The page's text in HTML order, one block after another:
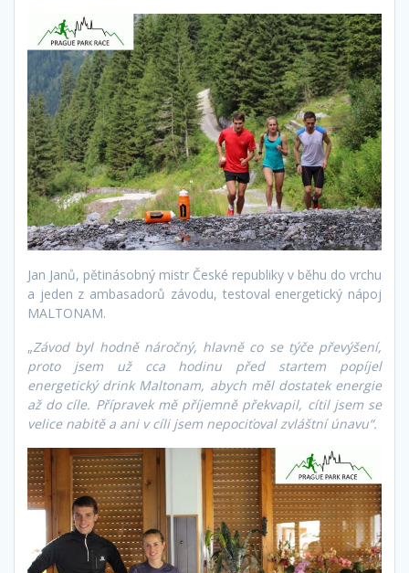
Jan Janů, pětinásobný mistr České republiky v běhu do vrchu
a jeden z ambasadorů závodu, testoval energetický nápoj
MALTONAM.
„Závod byl hodně náročný, hlavně co se týče převýšení,
proto jsem už cca hodinu před startem popíjel
energetický drink Maltonam, abych měl dostatek energie
až do cíle. Přípravek mě příjemně překvapil, cítil jsem se
velice nabitě a ani v cíli jsem nepociťoval zvláštní únavu“.